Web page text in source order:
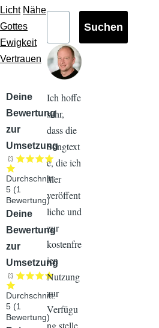
Licht Nähe
Gottes
Ewigkeit
Vertrauen
Audiodatei
Deine
Bewertung
zur
Umsetzung
Durchschnitt:
5 (1
Bewertung)
Audiodatei
Deine
Bewertung
zur
Umsetzung
Durchschnitt:
5 (1
Bewertung)
Ich hoffe
sehr,
dass die
Songtext
e, die ich
hier
veröffent
liche und
zur
kostenfre
ien
Nutzung
zur
Verfügu
ng stelle,